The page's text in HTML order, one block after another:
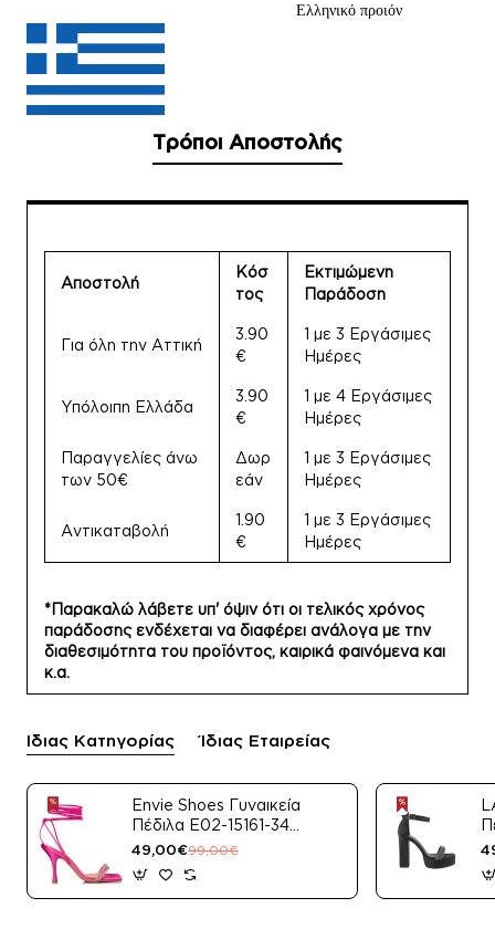
Ελληνικό προιόν
Τρόποι Αποστολής
Αποστολή
Κόσ
τος
Εκτιμώμενη
Παράδοση
Για όλη την Αττική
3.90
€
1 με 3 Εργάσιμες
Ημέρες
Υπόλοιπη Ελλάδα
3.90
€
1 με 4 Εργάσιμες
Ημέρες
Παραγγελίες άνω
των 50€
Δωρ
εάν
1 με 3 Εργάσιμες
Ημέρες
Αντικαταβολή
1.90
€
1 με 3 Εργάσιμες
Ημέρες
*Παρακαλώ λάβετε υπ' όψιν ότι οι τελικός χρόνος
παράδοσης ενδέχεται να διαφέρει ανάλογα με την
διαθεσιμότητα του προϊόντος, καιρικά φαινόμενα και
κ.α.
Ίδιας Κατηγορίας Ίδιας Εταιρείας
Envie Shoes Γυναικεία
Πέδιλα E02-15161-34
Μαύρο Satin
49,00€99,00€